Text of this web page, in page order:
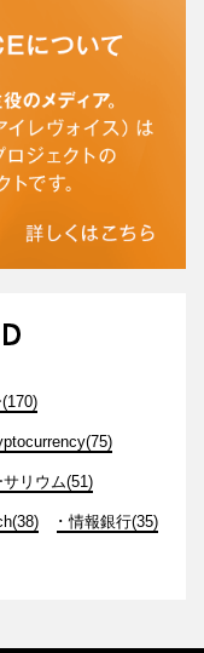
サリウム(51)
情報銀行(35)